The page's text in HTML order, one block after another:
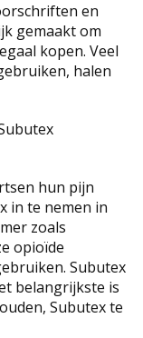
en
gemaakt om
kopen. Veel
halen
hun pijn
in te nemen in
zoals
opioïde
Subutex
belangrijkste is
Subutex te